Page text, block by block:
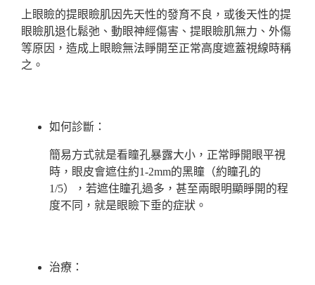
上眼瞼的提眼瞼肌因先天性的發育不良，或後天性的提
眼瞼肌退化鬆弛、動眼神經傷害、提眼瞼肌無力、外傷
等原因，造成上眼瞼無法睜開至正常高度遮蓋視線時稱
之。
如何診斷：
簡易方式就是看瞳孔暴露大小，正常睜開眼平視
時，眼皮會遮住約1-2mm的黑瞳（約瞳孔的
1/5），若遮住瞳孔過多，甚至兩眼明顯睜開的程
度不同，就是眼瞼下垂的症狀。
治療：